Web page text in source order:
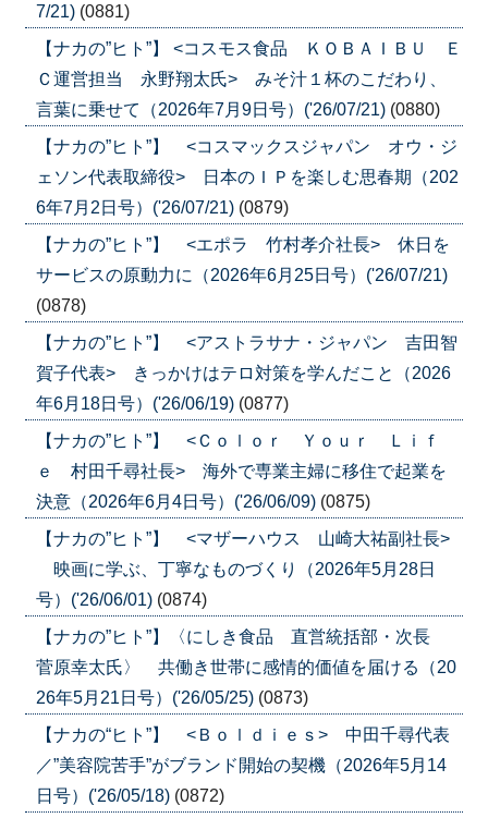
7/21) (0881)
【ナカの”ヒト”】 <コスモス食品 ＫＯＢＡＩＢＵ Ｅ
Ｃ運営担当 永野翔太氏> みそ汁１杯のこだわり、
言葉に乗せて（2026年7月9日号）('26/07/21) (0880)
【ナカの”ヒト”】 <コスマックスジャパン オウ・ジ
ェソン代表取締役> 日本のＩＰを楽しむ思春期（202
6年7月2日号）('26/07/21) (0879)
【ナカの”ヒト”】 <エポラ 竹村孝介社長> 休日を
サービスの原動力に（2026年6月25日号）('26/07/21)
(0878)
【ナカの”ヒト”】 <アストラサナ・ジャパン 吉田智
賀子代表> きっかけはテロ対策を学んだこと（2026
年6月18日号）('26/06/19) (0877)
【ナカの”ヒト”】 <Ｃｏｌｏｒ Ｙｏｕｒ Ｌｉｆ
ｅ 村田千尋社長> 海外で専業主婦に移住で起業を
決意（2026年6月4日号）('26/06/09) (0875)
【ナカの”ヒト”】 <マザーハウス 山崎大祐副社長>
映画に学ぶ、丁寧なものづくり（2026年5月28日
号）('26/06/01) (0874)
【ナカの”ヒト”】〈にしき食品 直営統括部・次長
菅原幸太氏〉 共働き世帯に感情的価値を届ける（20
26年5月21日号）('26/05/25) (0873)
【ナカの“ヒト”】 <Ｂｏｌｄｉｅｓ> 中田千尋代表
／”美容院苦手”がブランド開始の契機（2026年5月14
日号）('26/05/18) (0872)